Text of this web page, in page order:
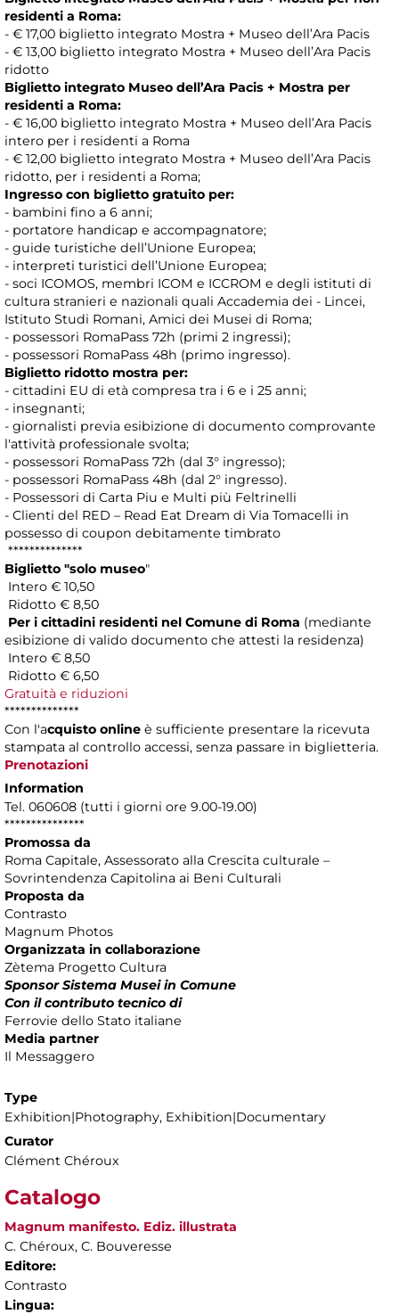
residenti a Roma:
- € 17,00 biglietto integrato Mostra + Museo dell’Ara Pacis
- € 13,00 biglietto integrato Mostra + Museo dell’Ara Pacis
ridotto
Biglietto integrato Museo dell’Ara Pacis + Mostra per
residenti a Roma:
- € 16,00 biglietto integrato Mostra + Museo dell’Ara Pacis
intero per i residenti a Roma
- € 12,00 biglietto integrato Mostra + Museo dell’Ara Pacis
ridotto, per i residenti a Roma;
Ingresso con biglietto gratuito per:
- bambini fino a 6 anni;
- portatore handicap e accompagnatore;
- guide turistiche dell’Unione Europea;
- interpreti turistici dell’Unione Europea;
- soci ICOMOS, membri ICOM e ICCROM e degli istituti di
cultura stranieri e nazionali quali Accademia dei - Lincei,
Istituto Studi Romani, Amici dei Musei di Roma;
- possessori RomaPass 72h (primi 2 ingressi);
- possessori RomaPass 48h (primo ingresso).
Biglietto ridotto mostra per:
- cittadini EU di età compresa tra i 6 e i 25 anni;
- insegnanti;
- giornalisti previa esibizione di documento comprovante
l'attività professionale svolta;
- possessori RomaPass 72h (dal 3° ingresso);
- possessori RomaPass 48h (dal 2° ingresso).
- Possessori di Carta Piu e Multi più Feltrinelli
- Clienti del RED – Read Eat Dream di Via Tomacelli in
possesso di coupon debitamente timbrato
**************
Biglietto "solo museo"
Intero € 10,50
Ridotto € 8,50
Per i cittadini residenti nel Comune di Roma (mediante
esibizione di valido documento che attesti la residenza)
Intero € 8,50
Ridotto € 6,50
Gratuità e riduzioni
**************
Con l'acquisto online è sufficiente presentare la ricevuta
stampata al controllo accessi, senza passare in biglietteria.
Prenotazioni
Information
Tel. 060608 (tutti i giorni ore 9.00-19.00)
***************
Promossa da
Roma Capitale, Assessorato alla Crescita culturale –
Sovrintendenza Capitolina ai Beni Culturali
Proposta da
Contrasto
Magnum Photos
Organizzata in collaborazione
Zètema Progetto Cultura
Sponsor Sistema Musei in Comune
Con il contributo tecnico di
Ferrovie dello Stato italiane
Media partner
Il Messaggero
Type
Exhibition|Photography, Exhibition|Documentary
Curator
Clément Chéroux
Catalogo
Magnum manifesto. Ediz. illustrata
C. Chéroux, C. Bouveresse
Editore:
Contrasto
Lingua: